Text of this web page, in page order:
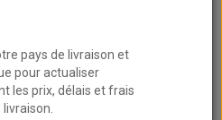
pays de livraison et
pour actualiser
les prix, délais et frais
livraison.